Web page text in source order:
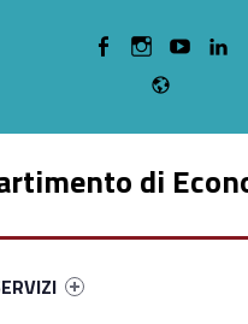
di
53500-49
identifier #link-menu-
WebMan on Facebook
WebMan on Instagram
WebMan on